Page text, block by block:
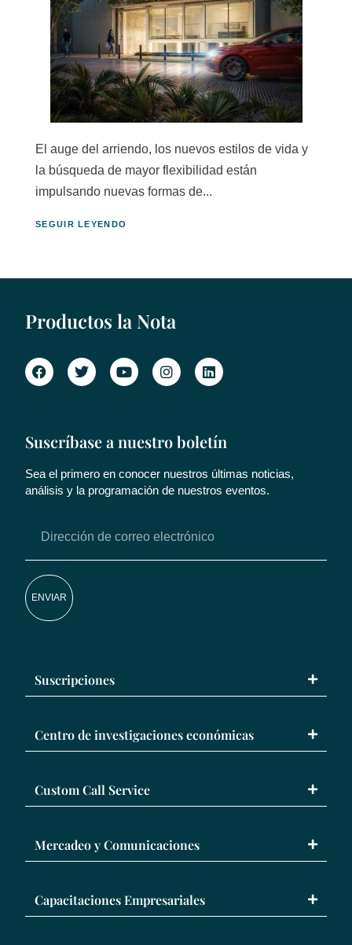
El auge del arriendo, los nuevos estilos de vida y
la búsqueda de mayor flexibilidad están
impulsando nuevas formas de...
SEGUIR LEYENDO
Productos la Nota
Suscríbase a nuestro boletín
Sea el primero en conocer nuestros últimas noticias,
análisis y la programación de nuestros eventos.
ENVIAR
Suscripciones
Centro de investigaciones económicas
Custom Call Service
Mercadeo y Comunicaciones
Capacitaciones Empresariales